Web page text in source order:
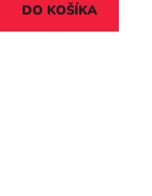
DO KOŠÍKA